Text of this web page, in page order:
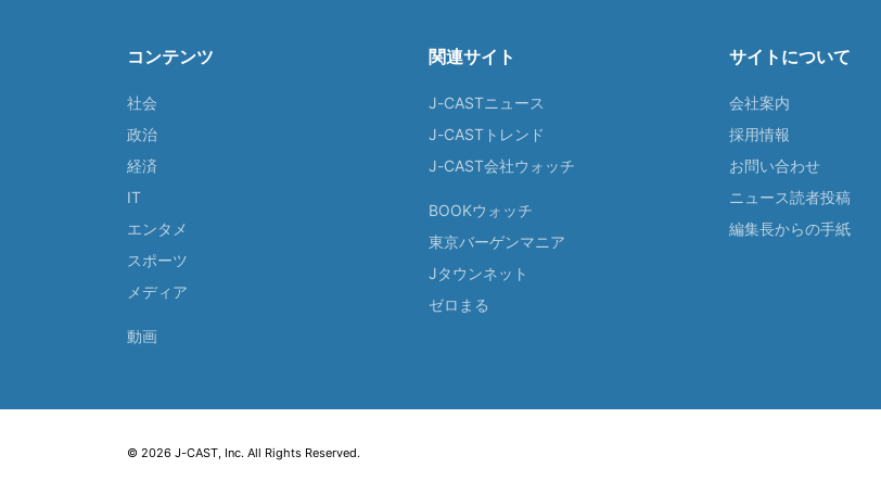
コンテンツ
社会
政治
経済
IT
エンタメ
スポーツ
メディア
動画
関連サイト
J-CASTニュース
J-CASTトレンド
J-CAST会社ウォッチ
BOOKウォッチ
東京バーゲンマニア
Jタウンネット
ゼロまる
サイトについて
会社案内
採用情報
お問い合わせ
ニュース読者投稿
編集長からの手紙
© 2026 J-CAST, Inc. All Rights Reserved.